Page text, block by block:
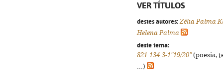
VER TÍTULOS
destes autores: Zélia Palma
Helena Palma
deste tema:
821.134.3-1"19/20"(poesia,
...)